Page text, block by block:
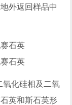
外返回样品中
氧化硅相及二氧
英和斯石英形